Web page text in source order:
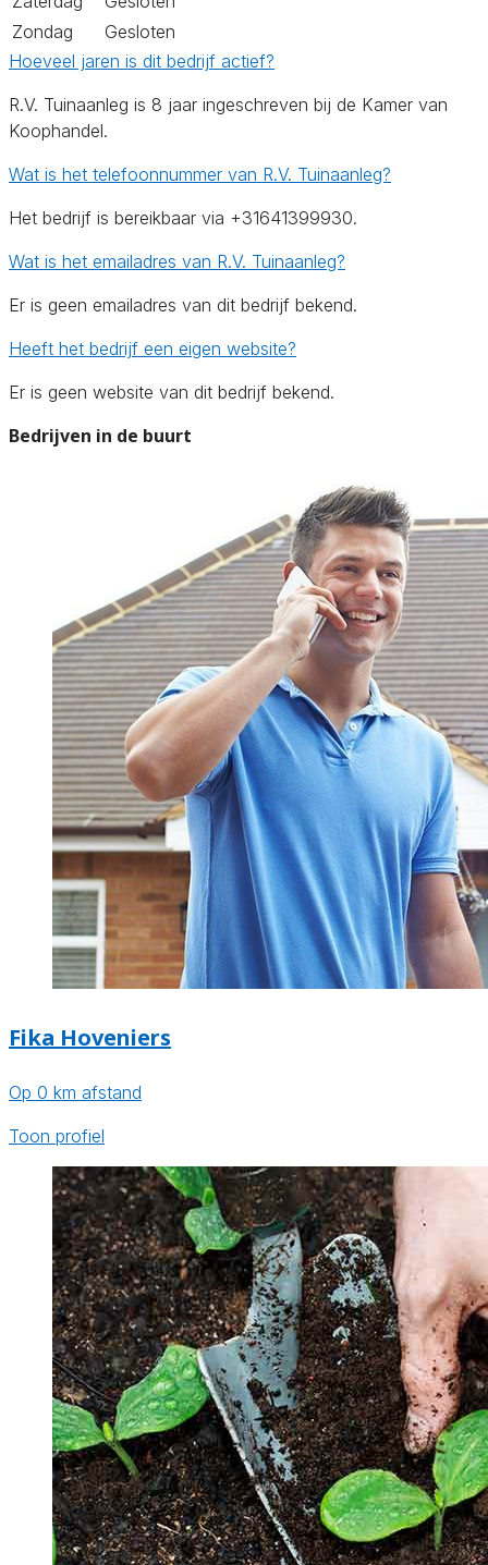
Zondag
Gesloten
Hoeveel jaren is dit bedrijf actief?
R.V. Tuinaanleg is 8 jaar ingeschreven bij de Kamer van
Koophandel.
Wat is het telefoonnummer van R.V. Tuinaanleg?
Het bedrijf is bereikbaar via +31641399930.
Wat is het emailadres van R.V. Tuinaanleg?
Er is geen emailadres van dit bedrijf bekend.
Heeft het bedrijf een eigen website?
Er is geen website van dit bedrijf bekend.
Bedrijven in de buurt
Fika Hoveniers
Op 0 km afstand
Toon profiel